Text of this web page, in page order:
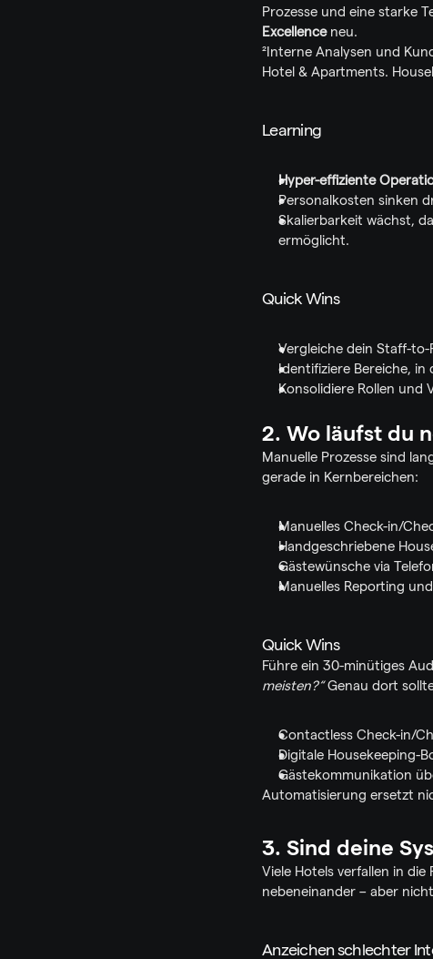
Prozesse und eine starke
Excellence neu.
²Interne Analysen und
Hotel & Apartments.
Learning
Hyper-effiziente
Personalkosten sinken
Skalierbarkeit wächst,
ermöglicht.
Quick Wins
Vergleiche dein Staff-
Identifiziere Bereiche, in
Konsolidiere Rollen und
2. Wo läufst du
Manuelle Prozesse sind
gerade in Kernbereichen:
Manuelles Check-in/
Handgeschriebene
Gästewünsche via
Manuelles Reporting
Quick Wins
Führe ein 30-minütiges
meisten?“ Genau dort
Contactless Check-in/
Digitale Housekeeping-
Gästekommunikation
Automatisierung ersetzt
3. Sind deine
Viele Hotels verfallen in die
nebeneinander – aber
Anzeichen schlechter